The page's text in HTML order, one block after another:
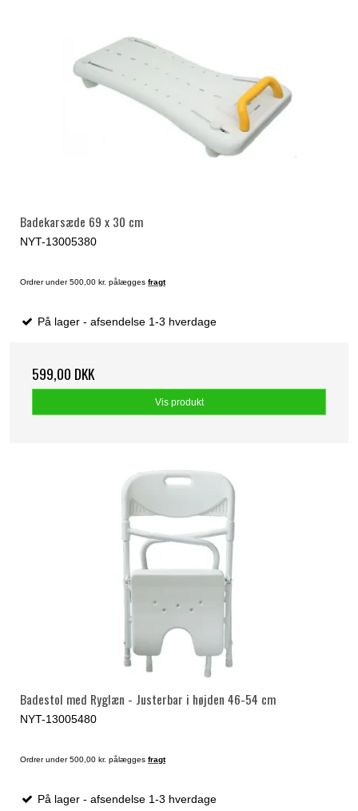
Badekarsæde 69 x 30 cm
NYT-13005380
Ordrer under 500,00 kr. pålægges fragt
På lager - afsendelse 1-3 hverdage
599,00 DKK
Vis produkt
Badestol med Ryglæn - Justerbar i højden 46-54 cm
NYT-13005480
Ordrer under 500,00 kr. pålægges fragt
På lager - afsendelse 1-3 hverdage